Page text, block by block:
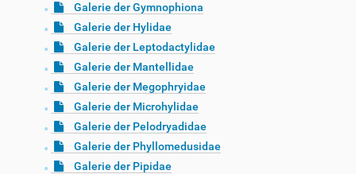
Galerie der Gymnophiona
Galerie der Hylidae
Galerie der Leptodactylidae
Galerie der Mantellidae
Galerie der Megophryidae
Galerie der Microhylidae
Galerie der Pelodryadidae
Galerie der Phyllomedusidae
Galerie der Pipidae